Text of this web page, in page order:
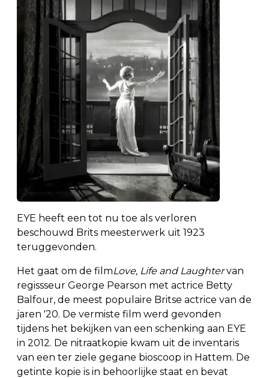
EYE heeft een tot nu toe als verloren
beschouwd Brits meesterwerk uit 1923
teruggevonden.
Het gaat om de filmLove, Life and Laughtervan
regissseur George Pearson met actrice Betty
Balfour, de meest populaire Britse actrice van de
jaren '20. De vermiste film werd gevonden
tijdens het bekijken van een schenking aan EYE
in 2012. De nitraatkopie kwam uit de inventaris
van een ter ziele gegane bioscoop in Hattem. De
getinte kopie is in behoorlijke staat en bevat